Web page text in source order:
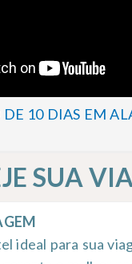
DE 10 DIAS EM
SUA
ideal para sua